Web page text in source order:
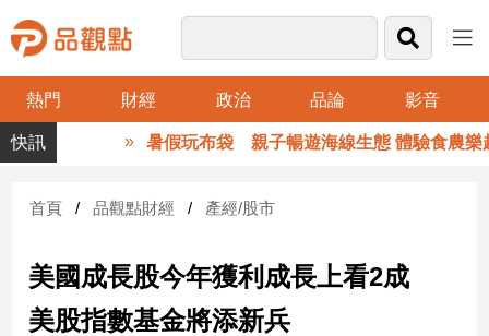
熱門 財經 政治 品論 影音
品
觀
財
台
灣
財
暑假玩布袋 親子暢遊海線生態 體驗食農樂趣
首頁 品觀點財經 產經/股市
美國成長股今年獲利成長上看2成
美股指數基金將添新兵